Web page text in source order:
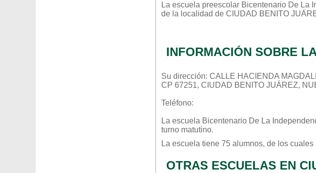
La escuela preescolar Bicentenario De La
de la localidad de CIUDAD BENITO
INFORMACIÓN SOBRE
Su dirección: CALLE HACIENDA
CP 67251, CIUDAD BENITO JUÁREZ,
Teléfono:
La escuela Bicentenario De La
turno matutino.
La escuela tiene 75 alumnos, de los
OTRAS ESCUELAS EN